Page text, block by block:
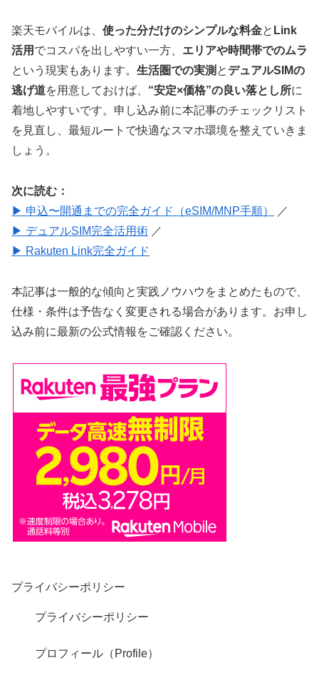
楽天モバイルは、 使った分だけのシンプルな料金と Link
活用 でコスパを出しやすい一方、 エリアや時間帯でのムラ
という現実もあります。 生活圏での実測 と デュアルSIMの
逃げ道を用意しておけば、 “安定×価格”の良い落とし所に
着地しやすいです。申し込み前に本記事のチェックリスト
を見直し、最短ルートで快適なスマホ環境を整えていきま
しょう。
次に読む：
▶ 申込〜開通までの完全ガイド（eSIM/MNP手順）
／
▶ デュアルSIM完全活用術 ／
▶ Rakuten Link完全ガイド
本記事は一般的な傾向と実践ノウハウをまとめたもので、
仕様・条件は予告なく変更される場合があります。お申し
込み前に最新の公式情報をご確認ください。
プライバシーポリシー
プライバシーポリシー
プロフィール（Profile）